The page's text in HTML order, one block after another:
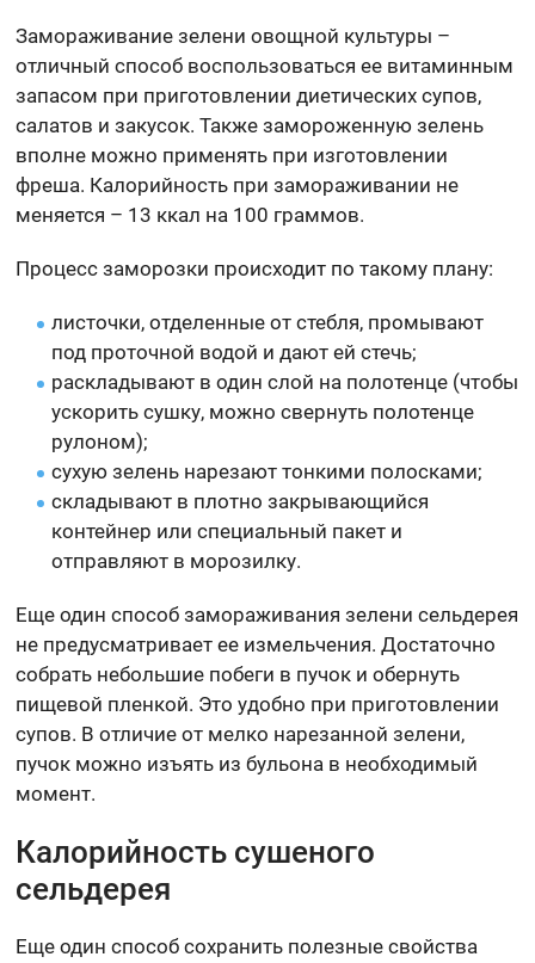
Замораживание зелени овощной культуры –
отличный способ воспользоваться ее витаминным
запасом при приготовлении диетических супов,
салатов и закусок. Также замороженную зелень
вполне можно применять при изготовлении
фреша. Калорийность при замораживании не
меняется – 13 ккал на 100 граммов.
Процесс заморозки происходит по такому плану:
листочки, отделенные от стебля, промывают
под проточной водой и дают ей стечь;
раскладывают в один слой на полотенце (чтобы
ускорить сушку, можно свернуть полотенце
рулоном);
сухую зелень нарезают тонкими полосками;
складывают в плотно закрывающийся
контейнер или специальный пакет и
отправляют в морозилку.
Еще один способ замораживания зелени сельдерея
не предусматривает ее измельчения. Достаточно
собрать небольшие побеги в пучок и обернуть
пищевой пленкой. Это удобно при приготовлении
супов. В отличие от мелко нарезанной зелени,
пучок можно изъять из бульона в необходимый
момент.
Калорийность сушеного
сельдерея
Еще один способ сохранить полезные свойства